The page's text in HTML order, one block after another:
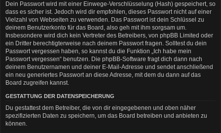
Dein Passwort wird mit einer Einwege-Verschlüsselung (Hash) gespeichert, so
dass es sicher ist. Jedoch wird dir empfohlen, dieses Passwort nicht auf einer
Vielzahl von Webseiten zu verwenden. Das Passwort ist dein Schlüssel zu
deinem Benutzerkonto für das Board, also geh mit ihm sorgsam um.
Insbesondere wird dich kein Vertreter des Betreibers, von phpBB Limited oder
ein Dritter berechtigterweise nach deinem Passwort fragen. Solltest du dein
Passwort vergessen haben, so kannst du die Funktion „Ich habe mein
Passwort vergessen“ benutzen. Die phpBB-Software fragt dich dann nach
deinem Benutzernamen und deiner E-Mail-Adresse und sendet anschließend
ein neu generiertes Passwort an diese Adresse, mit dem du dann auf das
Board zugreifen kannst.
GESTATTUNG DER DATENSPEICHERUNG
Du gestattest dem Betreiber, die von dir eingegebenen und oben näher
spezifizierten Daten zu speichern, um das Board betreiben und anbieten zu
können.